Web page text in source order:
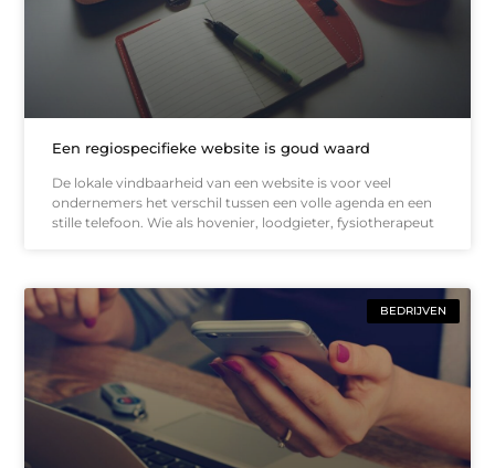
Een regiospecifieke website is goud waard
De lokale vindbaarheid van een website is voor veel
ondernemers het verschil tussen een volle agenda en een
stille telefoon. Wie als hovenier, loodgieter, fysiotherapeut
BEDRIJVEN